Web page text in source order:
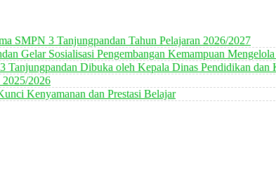
SMPN 3 Tanjungpandan Tahun Pelajaran 2026/2027
Gelar Sosialisasi Pengembangan Kemampuan
Tanjungpandan Dibuka oleh Kepala Dinas Pendidikan dan
2026
Kenyamanan dan Prestasi Belajar